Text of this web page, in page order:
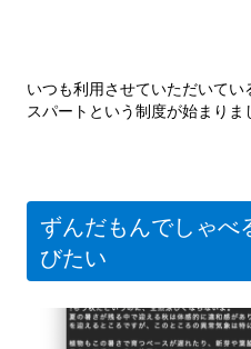
いつも利用させていただいて
スパートという制度が始まり
ずんだもんでしゃべ
びたい